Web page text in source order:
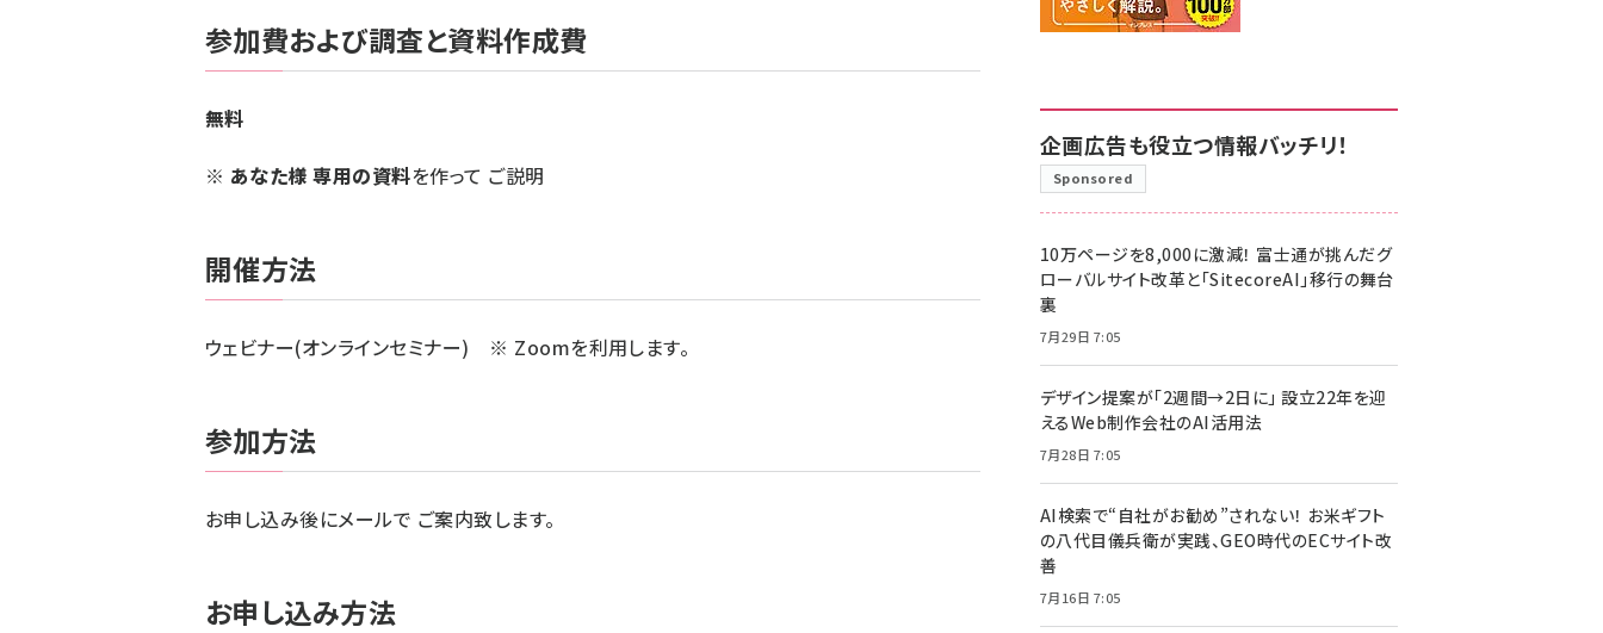
参加費および調査と資料作成費
無料
※ あなた様専用の資料を作って ご説明
開催方法
ウェビナー(オンラインセミナー) ※ Zoomを利用します。
参加方法
お申し込み後にメールで ご案内致します。
お申し込み方法
企画広告も役立つ情報バッチリ！
Sponsored
10万ページを8,000に激減！ 富士通が挑んだグ
ローバルサイト改革と「SitecoreAI」移行の舞台
裏
7月29日 7:05
デザイン提案が「2週間→2日に」 設立22年を迎
えるWeb制作会社のAI活用法
7月28日 7:05
AI検索で“自社がお勧め”されない！ お米ギフト
の八代目儀兵衛が実践、GEO時代のECサイト改
善
7月16日 7:05